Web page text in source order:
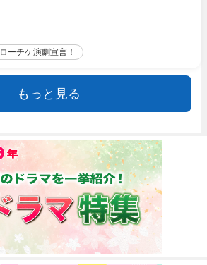
ローチケ演劇宣言！
もっと見る